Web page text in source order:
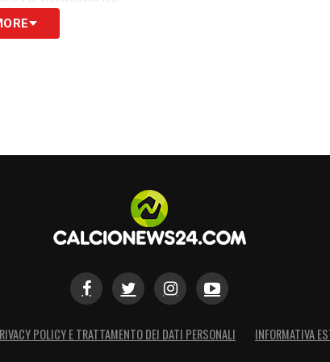
affonderà il colpo per Dovbyk, la
sul fronte offensivo, dove il nome di
POLICY E TRATTAMENTO DEI DATI PERSONALI INFORMATIVA